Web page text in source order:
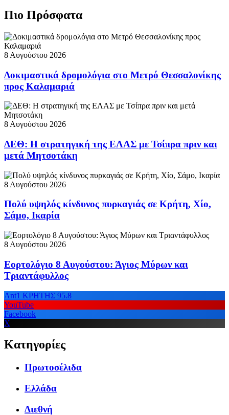
Πιο Πρόσφατα
8 Αυγούστου 2026
Δοκιμαστικά δρομολόγια στο Μετρό Θεσσαλονίκης
προς Καλαμαριά
8 Αυγούστου 2026
ΔΕΘ: Η στρατηγική της ΕΛΑΣ με Τσίπρα πριν και
μετά Μητσοτάκη
8 Αυγούστου 2026
Πολύ υψηλός κίνδυνος πυρκαγιάς σε Κρήτη, Χίο,
Σάμο, Ικαρία
8 Αυγούστου 2026
Εορτολόγιο 8 Αυγούστου: Άγιος Μύρων και
Τριαντάφυλλος
Ant1 ΚΡΗΤΗΣ 95.8
YouTube
Facebook
X
Κατηγορίες
Πρωτοσέλιδα
Ελλάδα
Διεθνή